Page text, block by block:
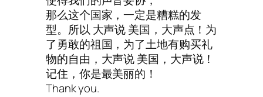
那么这个国家，一定是糟糕的发
型。所以 大声说 美国，大声点！为
了勇敢的祖国，为了土地有购买礼
物的自由，大声说 美国，大声说！
记住，你是最美丽的！
Thank you.